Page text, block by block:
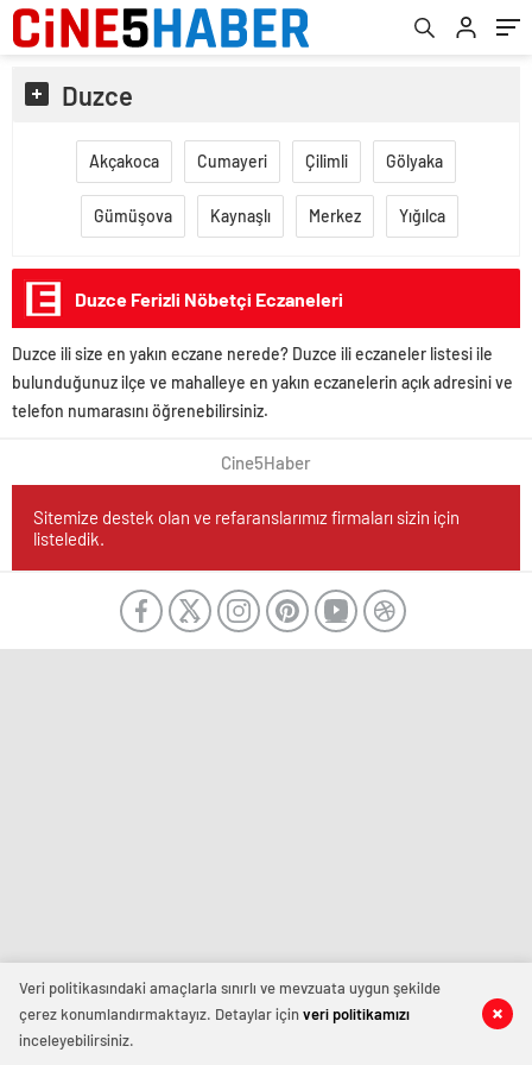
Duzce
Akçakoca Cumayeri Çilimli Gölyaka
Gümüşova Kaynaşlı Merkez Yığılca
Duzce Ferizli Nöbetçi Eczaneleri
Duzce ili size en yakın eczane nerede? Duzce ili eczaneler listesi ile
bulunduğunuz ilçe ve mahalleye en yakın eczanelerin açık adresini ve
telefon numarasını öğrenebilirsiniz.
Cine5Haber
Sitemize destek olan ve refaranslarımız firmaları sizin için
listeledik.
Veri politikasındaki amaçlarla sınırlı ve mevzuata uygun şekilde
çerez konumlandırmaktayız. Detaylar içinveri politikamızı
inceleyebilirsiniz.